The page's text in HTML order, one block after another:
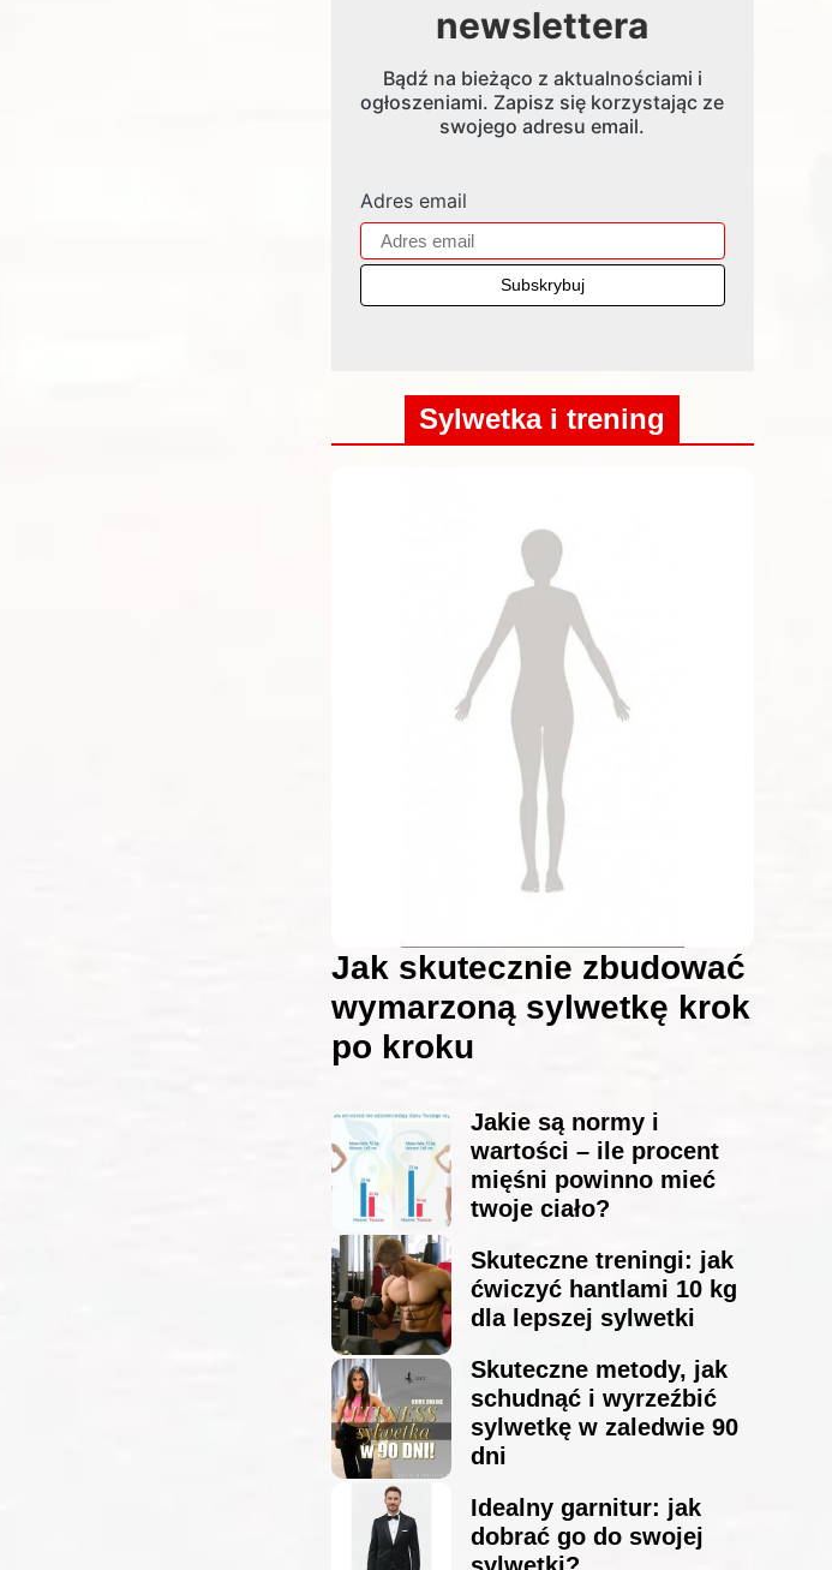
newslettera
Bądź na bieżąco z aktualnościami i
ogłoszeniami. Zapisz się korzystając ze
swojego adresu email.
Adres email
Sylwetka i trening
Jak skutecznie zbudować
wymarzoną sylwetkę krok
po kroku
Jakie są normy i
wartości – ile procent
mięśni powinno mieć
twoje ciało?
Skuteczne treningi: jak
ćwiczyć hantlami 10 kg
dla lepszej sylwetki
Skuteczne metody, jak
schudnąć i wyrzeźbić
sylwetkę w zaledwie 90
dni
Idealny garnitur: jak
dobrać go do swojej